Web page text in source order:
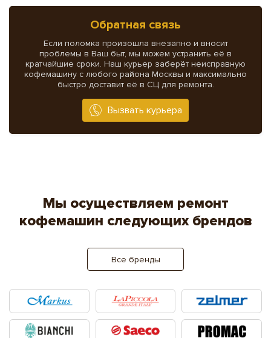
Обратная связь
Если поломка произошла внезапно и вносит
проблемы в Ваш быт, мы можем устранить её в
кратчайшие сроки. Наш курьер заберёт неисправную
кофемашину с любого района Москвы и максимально
быстро доставит её в СЦ для ремонта.
Вызвать курьера
Мы осуществляем ремонт
кофемашин следующих брендов
Все бренды